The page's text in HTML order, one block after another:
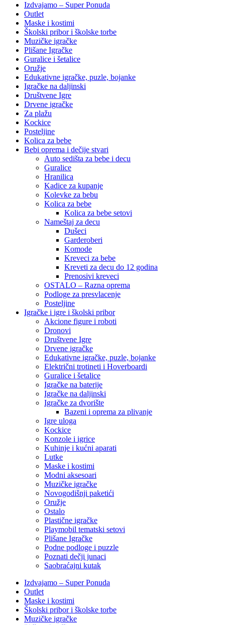
Izdvajamo – Super Ponuda
Outlet
Maske i kostimi
Školski pribor i školske torbe
Muzičke igračke
Plišane Igračke
Guralice i šetalice
Oružje
Edukativne igračke, puzle, bojanke
Igračke na daljinski
Društvene Igre
Drvene igračke
Za plažu
Kockice
Posteljine
Kolica za bebe
Bebi oprema i dečije stvari
Auto sedišta za bebe i decu
Guralice
Hranilica
Kadice za kupanje
Kolevke za bebu
Kolica za bebe
Kolica za bebe setovi
Nameštaj za decu
Dušeci
Garderoberi
Komode
Kreveci za bebe
Kreveti za decu do 12 godina
Prenosivi kreveci
OSTALO – Razna oprema
Podloge za presvlacenje
Posteljine
Igračke i igre i školski pribor
Akcione figure i roboti
Dronovi
Društvene Igre
Drvene igračke
Edukativne igračke, puzle, bojanke
Električni trotineti i Hoverboardi
Guralice i šetalice
Igračke na baterije
Igračke na daljinski
‎Igračke za dvorište
Bazeni i oprema za plivanje
Igre uloga
Kockice
Konzole i igrice
Kuhinje i kućni aparati
Lutke
Maske i kostimi
Modni aksesoari
Muzičke igračke
Novogodišnji paketići
Oružje
Ostalo
Plastične igračke
Playmobil tematski setovi
Plišane Igračke
Podne podloge i puzzle
Poznati dečji junaci
Saobraćajni kutak
Izdvajamo – Super Ponuda
Outlet
Maske i kostimi
Školski pribor i školske torbe
Muzičke igračke